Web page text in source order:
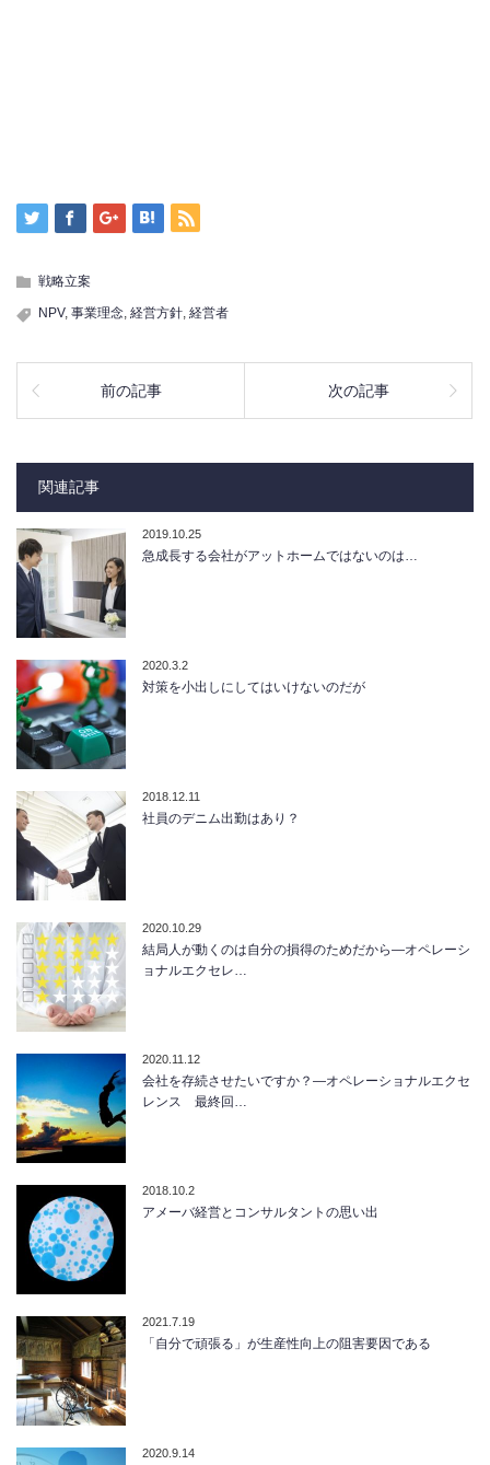
戦略立案
NPV, 事業理念 経営方針 経営者
前の記事 次の記事
関連記事
2019.10.25
急成長する会社がアットホームではないのは…
2020.3.2
対策を小出しにしてはいけないのだが
2018.12.11
社員のデニム出勤はあり？
2020.10.29
結局人が動くのは自分の損得のためだから―オペレーシ
ョナルエクセレ…
2020.11.12
会社を存続させたいですか？―オペレーショナルエクセ
レンス 最終回…
2018.10.2
アメーバ経営とコンサルタントの思い出
2021.7.19
「自分で頑張る」が生産性向上の阻害要因である
2020.9.14